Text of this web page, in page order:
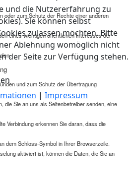
oder zum Schutz der Rechte einer anderen
eines wichtigen öffentlichen Interesses der
und zum Schutz der Übertragung
die Sie an uns als Seitenbetreiber senden, eine
Verbindung erkennen Sie daran, dass die
dem Schloss-Symbol in Ihrer Browserzeile.
aktiviert ist, können die Daten, die Sie an
und die Nutzererfahrung zu
Sie können selbst
zulassen möchten. Bitte
Ablehnung womöglich nicht
der Seite zur Verfügung stehen.
| Impressum